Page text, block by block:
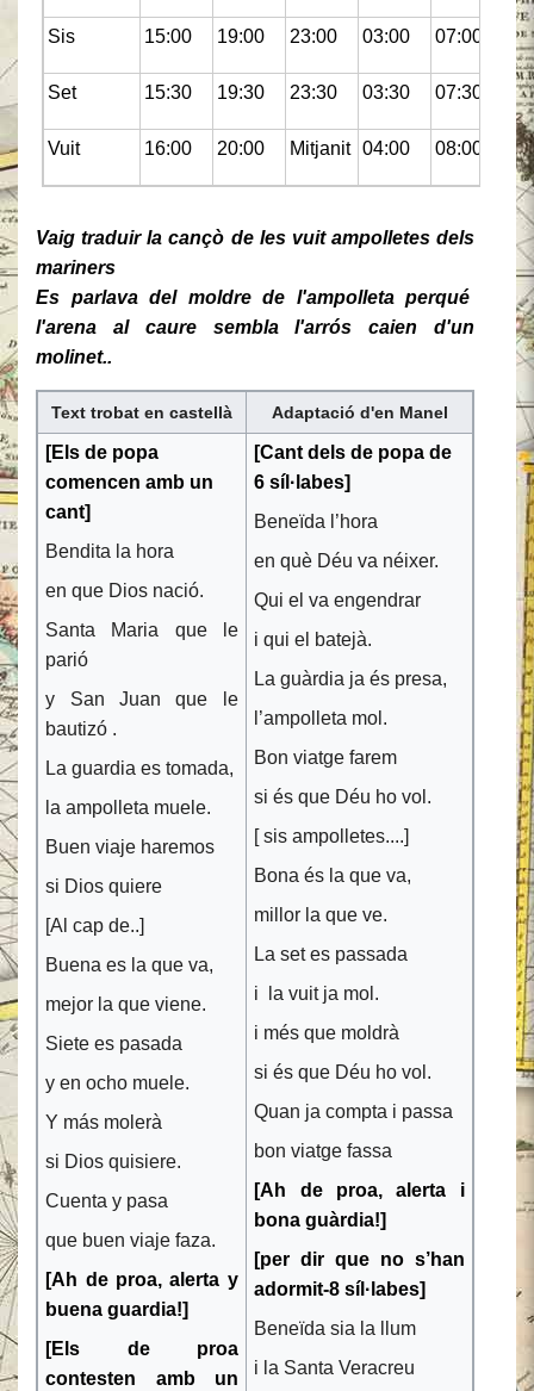
Sis 15:00 19:00 23:00 03:00 07:00
Set 15:30 19:30 23:30 03:30 07:30
Vuit 16:00 20:00 Mitjanit 04:00 08:00
Vaig traduir la cançò de les vuit ampolletes dels
mariners
Es parlava del moldre de l'ampolleta perqué
l'arena al caure sembla l'arrós caien d'un
molinet..
Salta
a
navegació
Salta
a
cerca
Text trobat en castellà Adaptació d'en Manel
[Els de popa
comencen amb un
cant]
Bendita la hora
en que Dios nació.
Santa Maria que le
parió
y San Juan que le
bautizó .
La guardia es tomada,
la ampolleta muele.
Buen viaje haremos
si Dios quiere
[Al cap de..]
Buena es la que va,
mejor la que viene.
Siete es pasada
y en ocho muele.
Y más molerà
si Dios quisiere.
Cuenta y pasa
que buen viaje faza.
[Ah de proa, alerta y
buena guardia!]
[Els de proa
contesten amb un
[Cant de ls de popade
6 síl·labes]
Beneïda l’hora
en què Déu va néixer.
Qui el va engendrar
i qui el batejà.
La guàrdia ja és presa,
l’ampolleta mol.
Bon viatge farem
si és que Déu ho vol.
[ sis ampolletes....]
Bona és la que va,
millor la que ve.
La set es passada
i la vuit ja mol.
i més que moldrà
si és que Déu ho vol.
Quan ja compta i passa
bon viatge fassa
[Ah de proa,alerta i
bona guàrdia!]
[per dir que no s’han
adormit-8 síl·labes]
Beneïda sia la llum
i la Santa Veracreu